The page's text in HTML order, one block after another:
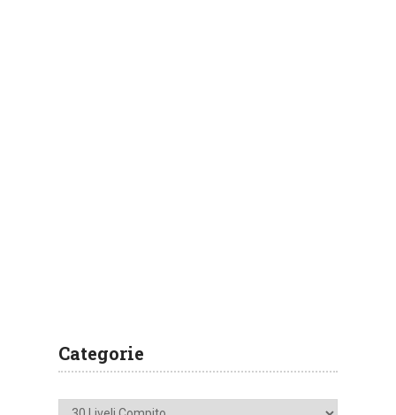
Categorie
Categorie